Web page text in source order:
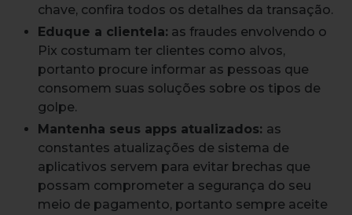
chave, confira todos os detalhes da transação.
Eduque a clientela: as fraudes envolvendo o
Pix costumam ter clientes como alvos,
portanto procure informar as pessoas que
consomem suas soluções sobre os tipos de
golpe.
Mantenha seus apps atualizados: as
constantes atualizações de sistema de
aplicativos servem para evitar brechas que
possam comprometer a segurança do seu
meio de pagamento, portanto sempre aceite